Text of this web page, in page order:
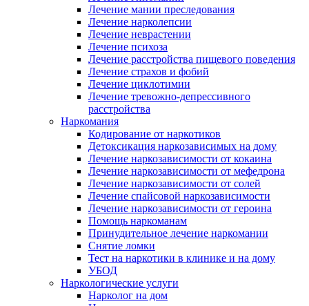
Лечение мании преследования
Лечение нарколепсии
Лечение неврастении
Лечение психоза
Лечение расстройства пищевого поведения
Лечение страхов и фобий
Лечение циклотимии
Лечение тревожно-депрессивного
расстройства
Наркомания
Кодирование от наркотиков
Детоксикация наркозависимых на дому
Лечение наркозависимости от кокаина
Лечение наркозависимости от мефедрона
Лечение наркозависимости от солей
Лечение спайсовой наркозависимости
Лечение наркозависимости от героина
Помощь наркоманам
Принудительное лечение наркомании
Снятие ломки
Тест на наркотики в клинике и на дому
УБОД
Наркологические услуги
Нарколог на дом